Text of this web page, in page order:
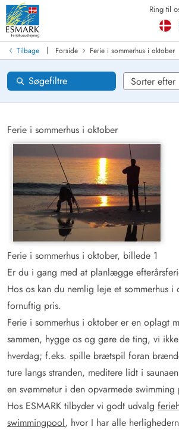
Ring til
Tilbage | Forside Ferie i sommerhus i oktober
Ferie i sommerhus i oktober
Ferie i sommerhus i oktober, billede 1
Er du i gang med at planlægge
Hos os kan du nemlig leje et sommerhus i
fornuftig pris.
Ferie i sommerhus i oktober er en oplagt
sammen, hygge os og gøre de ting, vi
hverdag; f.eks. spille brætspil foran
ture langs stranden, meditere lidt i
en svømmetur i den opvarmede
Hos ESMARK tilbyder vi godt udvalg
swimmingpool, hvor I har alle
Søgefiltre
Find sommerhus
Ankomst
Områder
Ønsker til huset
Loading...